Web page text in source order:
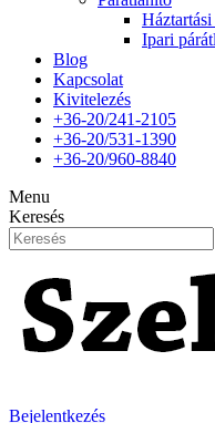
Ipari
Blog
Kapcsolat
Kivitelezés
+36-20/241-2105
+36-20/531-1390
+36-20/960-8840
Menu
Keresés
Bejelentkezés